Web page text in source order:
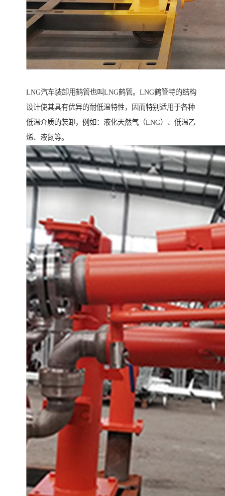
LNG汽车装卸用鹤管也叫LNG鹤管。LNG鹤管特的结构
设计使其具有优异的耐低温特性，因而特别适用于各种
低温介质的装卸，例如：液化天然气（LNG）、低温乙
烯、液氮等。